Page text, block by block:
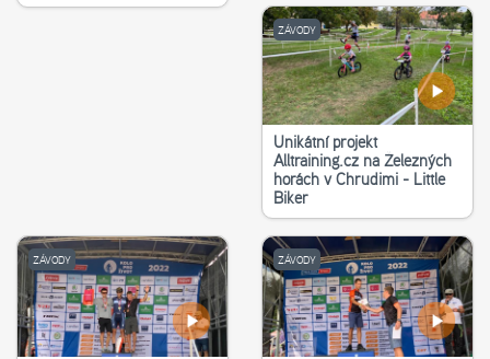
ZÁVODY
Unikátní projekt
Alltraining.cz na Železných
horách v Chrudimi - Little
Biker
ZÁVODY ZÁVODY